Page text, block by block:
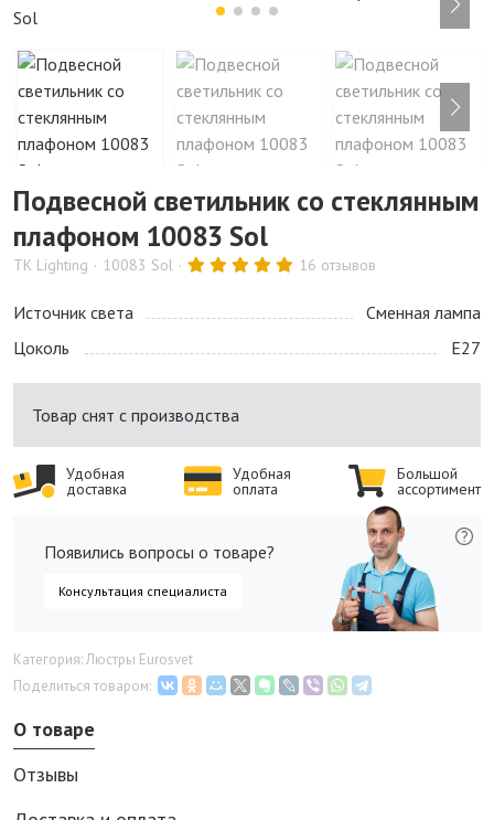
Подвесной светильник со стеклянным
плафоном 10083 Sol
TK Lighting 10083 Sol 16 отзывов
Источник света
Сменная лампа
Цоколь
E27
Товар снят с производства
Удобная
доставка
Удобная
оплата
Большой
ассортимент
Появились вопросы о товаре?
Консультация специалиста
Категория: Люстры Eurosvet
Поделиться товаром:
О товаре
Отзывы